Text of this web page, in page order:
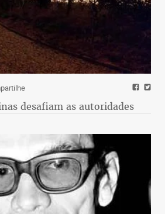
desafiam as autoridades